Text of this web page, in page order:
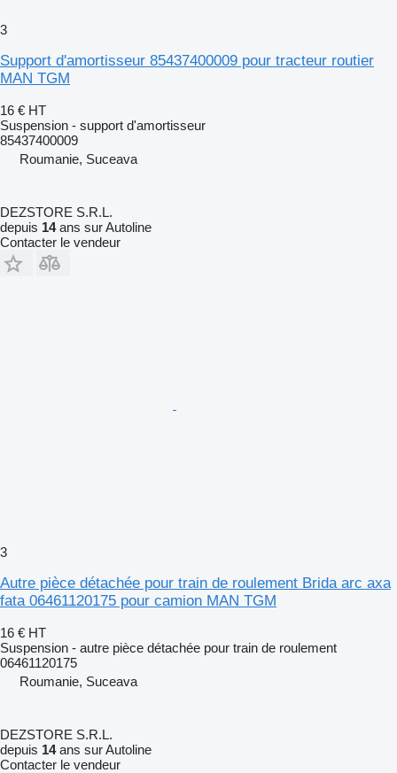
3
Support d'amortisseur 85437400009 pour tracteur routier
MAN TGM
16 € HT
Suspension - support d'amortisseur
85437400009
Roumanie, Suceava
DEZSTORE S.R.L.
depuis 14ans sur Autoline
Contacter le vendeur
3
Autre pièce détachée pour train de roulement Brida arc axa
fata 06461120175 pour camion MAN TGM
16 € HT
Suspension - autre pièce détachée pour train de roulement
06461120175
Roumanie, Suceava
DEZSTORE S.R.L.
depuis 14ans sur Autoline
Contacter le vendeur